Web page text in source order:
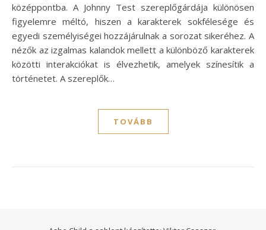
középpontba. A Johnny Test szereplőgárdája különösen
figyelemre méltó, hiszen a karakterek sokfélesége és
egyedi személyiségei hozzájárulnak a sorozat sikeréhez. A
nézők az izgalmas kalandok mellett a különböző karakterek
közötti interakciókat is élvezhetik, amelyek színesítik a
történetet. A szereplők…
TOVÁBB